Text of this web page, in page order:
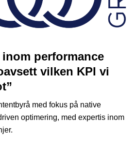
performance
vilken KPI vi
med fokus på native
optimering, med expertis inom